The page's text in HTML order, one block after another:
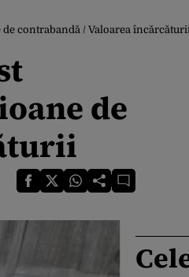
contrabandă / Valoarea
de